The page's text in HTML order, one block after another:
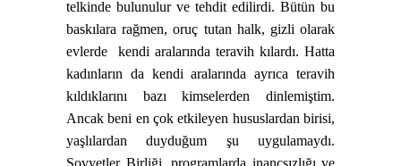
telkinde bulunulur ve tehdit edilirdi. Bütün bu
baskılara rağmen, oruç tutan halk, gizli olarak
evlerde
kendi aralarında teravih kılardı. Hatta
kadınların da kendi aralarında ayrıca teravih
kıldıklarını bazı kimselerden dinlemiştim.
Ancak beni en çok etkileyen hususlardan birisi,
yaşlılardan duyduğum şu uygulamaydı.
Sovyetler Birliği, programlarda inançsızlığı ve